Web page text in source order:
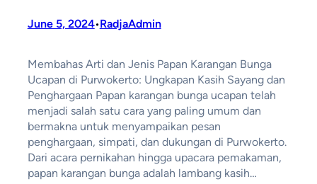
June 5, 2024•RadjaAdmin
Membahas Arti dan Jenis Papan Karangan Bunga
Ucapan di Purwokerto: Ungkapan Kasih Sayang dan
Penghargaan Papan karangan bunga ucapan telah
menjadi salah satu cara yang paling umum dan
bermakna untuk menyampaikan pesan
penghargaan, simpati, dan dukungan di Purwokerto.
Dari acara pernikahan hingga upacara pemakaman,
papan karangan bunga adalah lambang kasih…